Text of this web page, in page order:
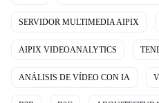
SERVIDOR MULTIMEDIA AIPIX
AIPIX VIDEOANALYTICS
ANÁLISIS DE VÍDEO CON IA